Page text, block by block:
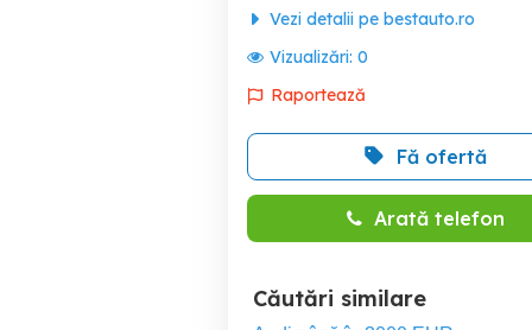
Vezi detalii pe bestauto.ro
Vizualizări: 0
Raportează
Fă ofertă
Arată telefon
Căutări similare